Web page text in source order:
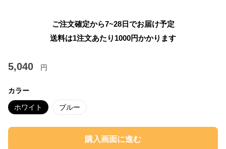
ご注文確定から7~28日でお届け予定
送料は1注文あたり 1000円かかります
5,040 円
カラー
ホワイト ブルー
購入画面に進む